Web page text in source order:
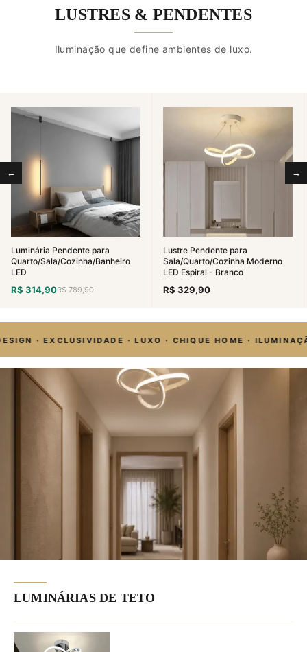
LUSTRES & PENDENTES
Iluminação que define ambientes de luxo.
← →
Luminária Pendente para
Quarto/Sala/Cozinha/Banheiro
LED
R$ 314,90R$ 789,90
Lustre Pendente para
Sala/Quarto/Cozinha Moderno
LED Espiral - Branco
R$ 329,90
EXCLUSIVIDADE · LUXO · CHIQUE HOME · ILUMINAÇÃO
LUMINÁRIAS DE TETO